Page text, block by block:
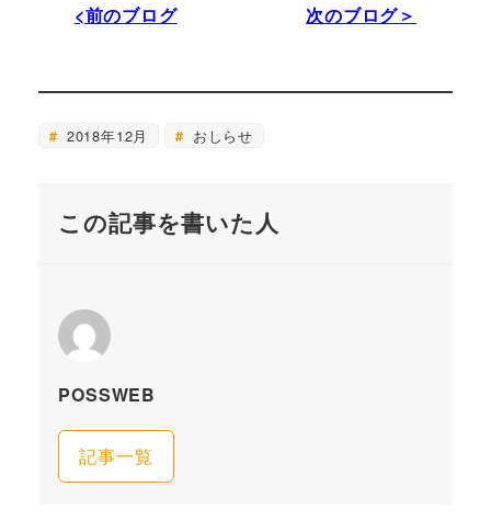
<前のブログ 次のブログ＞
2018年12月 おしらせ
この記事を書いた人
POSSWEB
記事一覧